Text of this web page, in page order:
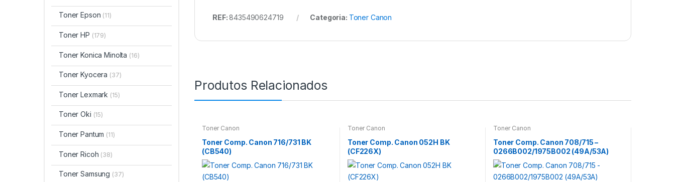
REF:8435490624719 Categoria: Toner Canon
Produtos Relacionados
Toner Canon
Toner Comp. Canon 716/731 BK
(CB540)
Toner Canon
Toner Comp. Canon 052H BK
(CF226X)
Toner Canon
Toner Comp. Canon 708/715 –
0266B002/1975B002 (49A/53A)
Toner Epson (11)
Toner HP (179)
Toner Konica Minolta (16)
Toner Kyocera (37)
Toner Lexmark (15)
Toner Oki (15)
Toner Pantum (11)
Toner Ricoh (38)
Toner Samsung (37)